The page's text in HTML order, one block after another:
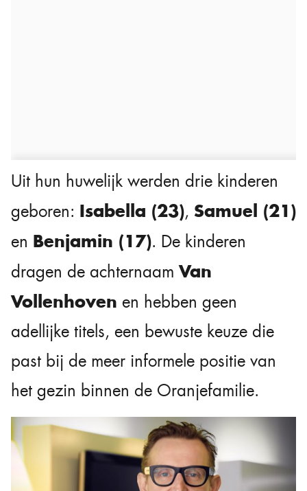
Uit hun huwelijk werden drie kinderen
geboren: Isabella (23), Samuel (21)
en Benjamin (17). De kinderen
dragen de achternaamVan
Vollenhoven en hebben geen
adellijke titels, een bewuste keuze die
past bij de meer informele positie van
het gezin binnen de Oranjefamilie.